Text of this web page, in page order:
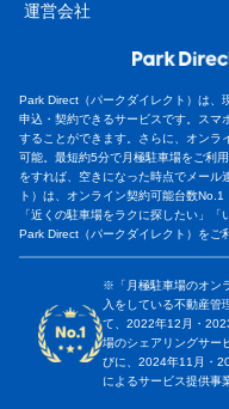
運営会社
Park Direct（パークダイレクト）は、
申込・契約できるサービスです。スマ
することができます。さらに、オンラ
可能。最短約5分で月極駐車場をご利
をすれば、空きになった時点でメール
ト）は、オンライン契約可能台数
「近くの駐車場をラクに探したい」
Park Direct（パークダイレクト）をご
※「月極駐車場のオン
入をしている不動産管
て、2022年12月・
場のシェアリングサー
びに、2024年11月・
によるサービス提供事